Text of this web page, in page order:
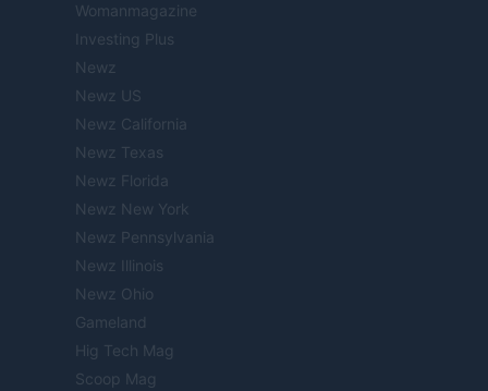
Womanmagazine
Investing Plus
Newz
Newz US
Newz California
Newz Texas
Newz Florida
Newz New York
Newz Pennsylvania
Newz Illinois
Newz Ohio
Gameland
Hig Tech Mag
Scoop Mag